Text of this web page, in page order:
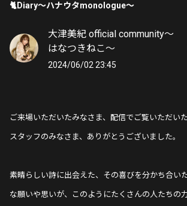
🐈Diary〜ハナウタmonologue〜
大津美紀 official community〜
はなつきねこ〜
2024/06/02 23:45
ご来場いただいたみなさま、配信でご覧いただい
スタッフのみなさま、ありがとうございました。
素晴らしい詩に出会えた、その喜びを分かち合い
な願いや思いが、このようにたくさんの人たちの